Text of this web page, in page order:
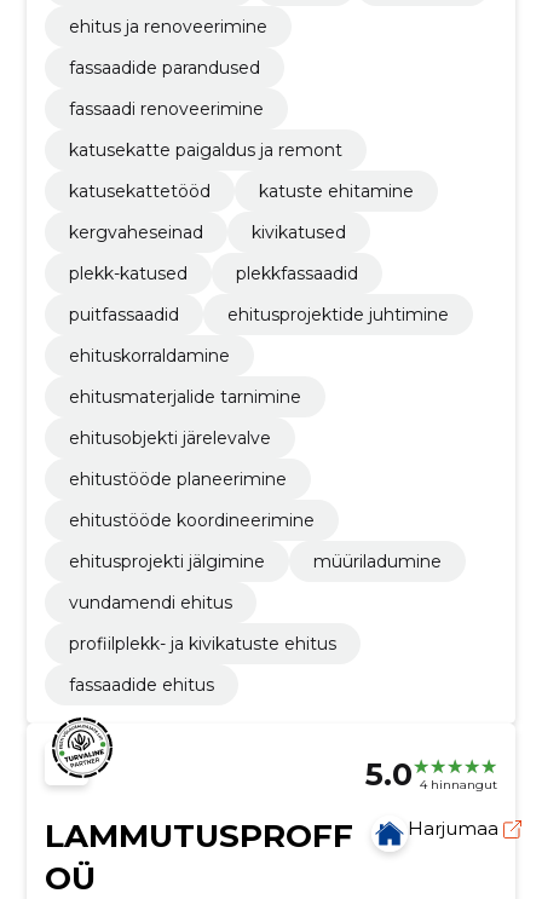
ehitus ja renoveerimine
fassaadide parandused
fassaadi renoveerimine
katusekatte paigaldus ja remont
katusekattetööd
katuste ehitamine
kergvaheseinad
kivikatused
plekk-katused
plekkfassaadid
puitfassaadid
ehitusprojektide juhtimine
ehituskorraldamine
ehitusmaterjalide tarnimine
ehitusobjekti järelevalve
ehitustööde planeerimine
ehitustööde koordineerimine
ehitusprojekti jälgimine
müüriladumine
vundamendi ehitus
profiilplekk- ja kivikatuste ehitus
fassaadide ehitus
5.0 4 hinnangut
LAMMUTUSPROFF
OÜ
Harjumaa